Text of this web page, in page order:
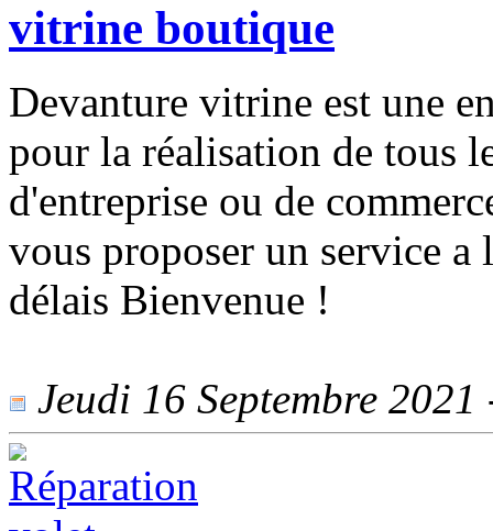
vitrine boutique
Devanture vitrine est une
pour la réalisation de tous
d'entreprise ou de
vous proposer un service a
délais Bienvenue !
Jeudi 16 Septembre